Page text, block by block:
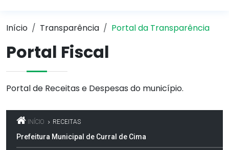
Início Transparência Portal da Transparência
Portal Fiscal
Portal de Receitas e Despesas do município.